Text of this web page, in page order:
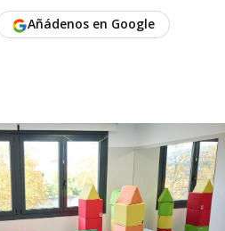
Añádenos en Google